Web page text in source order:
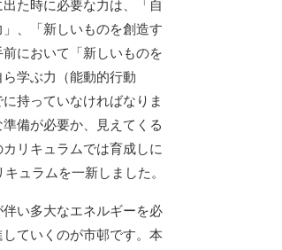
た時に必要な力は、「自
、「新しいものを創造す
において「新しいものを
学ぶ力（能動的行動
持っていなければなりま
備が必要か、見えてくる
リキュラムでは育成しに
ュラムを一新しました。
い多大なエネルギーを必
ていくのが市邨です。本